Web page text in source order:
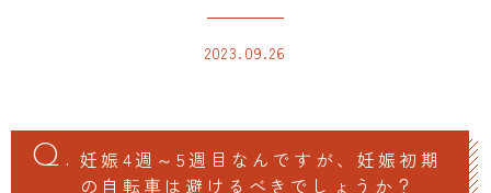
2023.09.26
妊娠4週～5週目なんですが、妊娠初期
の自転車は避けるべきでしょうか？